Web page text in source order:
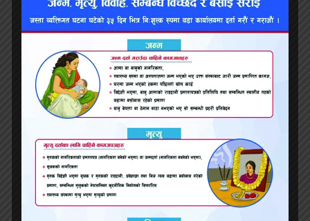
सम्बन्धित समाचार
मधेश प्रदेश सांसद सरोजकुमार सिंह अनामनगरबाट पक्राउ